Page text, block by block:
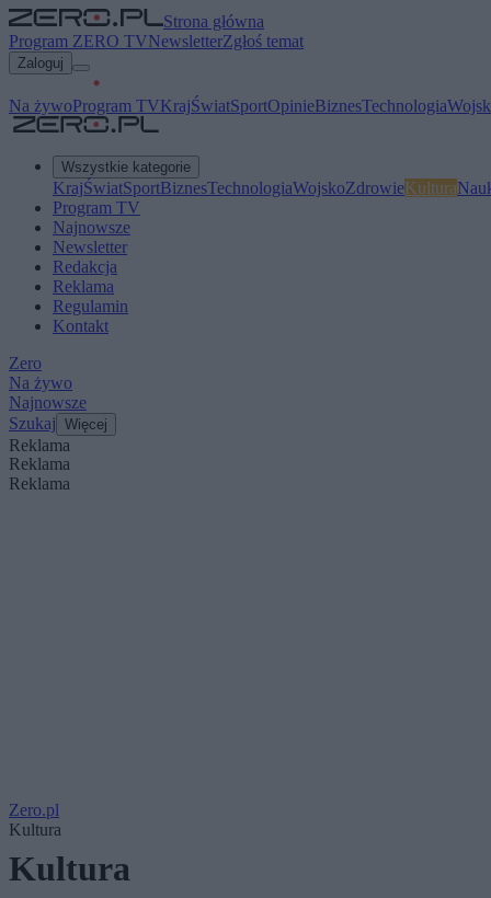
Strona główna
Program ZERO TVNewsletterZgłoś temat
Zaloguj
Na żywoProgram TVKrajŚwiatSportOpinieBiznesTechnologia
Wszystkie kategorie
KrajŚwiatSportBiznesTechnologiaWojskoZdrowieKultura
Program TV
Najnowsze
Newsletter
Redakcja
Reklama
Regulamin
Kontakt
Zero
Na żywo
Najnowsze
Szukaj Więcej
Reklama
Reklama
Reklama
Zero.pl
Kultura
Kultura